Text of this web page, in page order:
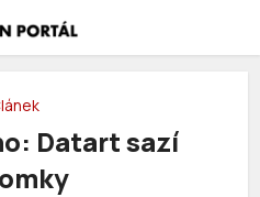
Datart sazí